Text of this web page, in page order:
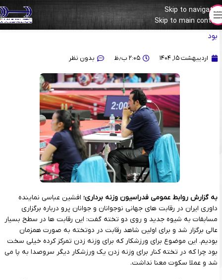
Skip to navigation
Skip to main content
افشین عباسی: برگزاری مسابقات روی دو تخته برای ورزشکاران سخت
بود
اردیبهشت ۱۵, ۱۴۰۴ ۲:۰۵ ب٫ظ بدون نظر
به گزارش روابط عمومی فدراسیون وزنه برداری؛ افشین عباسی نماینده
داوری ایران در رقابت های جهانی نوجوانان و جوانان پرو درباره برگزاری
مسابقات به شیوه جدید و روی دو تخته گفت: این رقابت ها در سطح بسیار
عالی برگزار شد و برای اولین شاهد رقابت در دوتخته به صورت همزمان
بودیم. این موضوع برای ورزشکار که برای وزنه زدن تمرکز کرده خیلی سخت
بود چرا که در تخته کنار برای وزنه زدن یک ورزشکار دیگر سروصدا به پا می
شد و عملا سکوت معنا نداشت.